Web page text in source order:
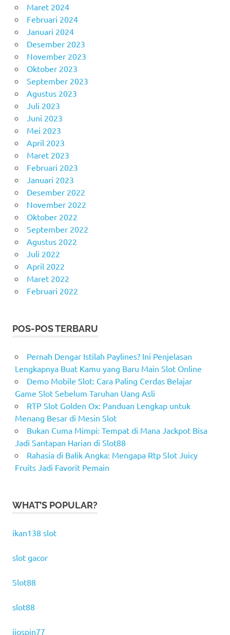
Maret 2024
Februari 2024
Januari 2024
Desember 2023
November 2023
Oktober 2023
September 2023
Agustus 2023
Juli 2023
Juni 2023
Mei 2023
April 2023
Maret 2023
Februari 2023
Januari 2023
Desember 2022
November 2022
Oktober 2022
September 2022
Agustus 2022
Juli 2022
April 2022
Maret 2022
Februari 2022
POS-POS TERBARU
Pernah Dengar Istilah Paylines? Ini Penjelasan
Lengkapnya Buat Kamu yang Baru Main Slot Online
Demo Mobile Slot: Cara Paling Cerdas Belajar
Game Slot Sebelum Taruhan Uang Asli
RTP Slot Golden Ox: Panduan Lengkap untuk
Menang Besar di Mesin Slot
Bukan Cuma Mimpi: Tempat di Mana Jackpot Bisa
Jadi Santapan Harian di Slot88
Rahasia di Balik Angka: Mengapa Rtp Slot Juicy
Fruits Jadi Favorit Pemain
WHAT’S POPULAR?
ikan138 slot
slot gacor
Slot88
slot88
ijospin77